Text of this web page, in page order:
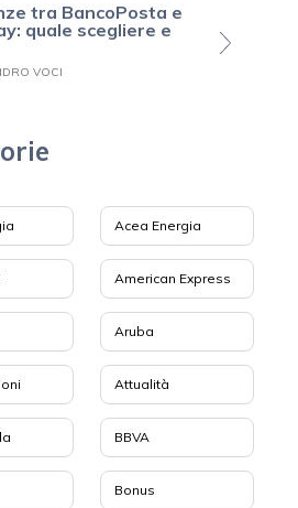
tra BancoPosta e
quale scegliere e
VOCI
Acea Energia
American Express
Aruba
Attualità
BBVA
Bonus